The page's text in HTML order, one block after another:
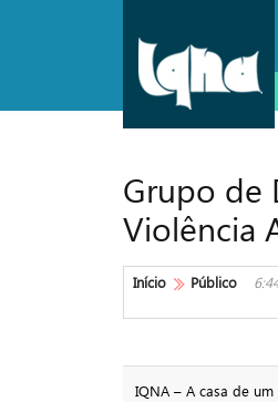
Grupo de
Violência
Início Público
IQNA – A casa de